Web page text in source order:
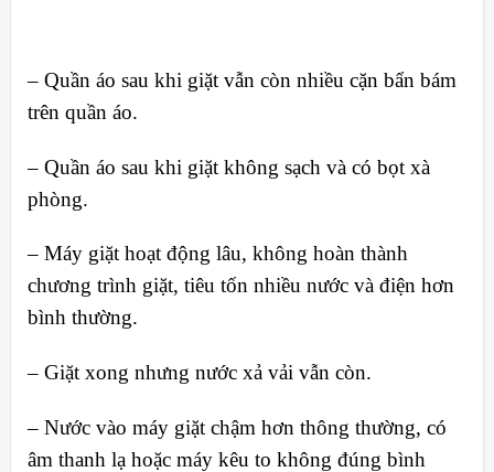
– Quần áo sau khi giặt vẫn còn nhiều cặn bẩn bám
trên quần áo.
– Quần áo sau khi giặt không sạch và có bọt xà
phòng.
– Máy giặt hoạt động lâu, không hoàn thành
chương trình giặt, tiêu tốn nhiều nước và điện hơn
bình thường.
– Giặt xong nhưng nước xả vải vẫn còn.
– Nước vào máy giặt chậm hơn thông thường, có
âm thanh lạ hoặc máy kêu to không đúng bình